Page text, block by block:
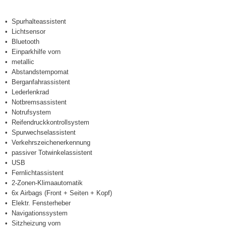
Spurhalteassistent
Lichtsensor
Bluetooth
Einparkhilfe vorn
metallic
Abstandstempomat
Berganfahrassistent
Lederlenkrad
Notbremsassistent
Notrufsystem
Reifendruckkontrollsystem
Spurwechselassistent
Verkehrszeichenerkennung
passiver Totwinkelassistent
USB
Fernlichtassistent
2-Zonen-Klimaautomatik
6x Airbags (Front + Seiten + Kopf)
Elektr. Fensterheber
Navigationssystem
Sitzheizung vorn